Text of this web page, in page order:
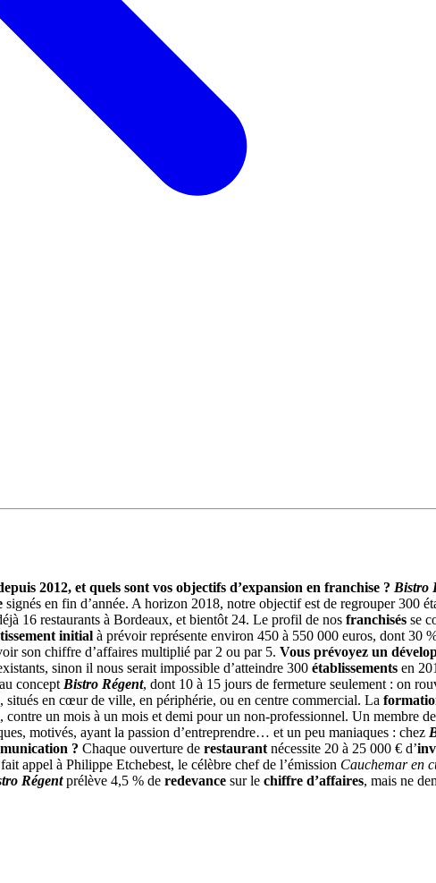
2012, et quels sont vos objectifs d’expansion en franchise ? Bistro
signés en fin d’année. A horizon 2018, notre objectif est de regrouper 300
16 restaurants à Bordeaux, et bientôt 24. Le profil de nos franchisés se
initial à prévoir représente environ 450 à 550 000 euros, dont 30
son chiffre d’affaires multiplié par 2 ou par 5. Vous prévoyez un
sinon il nous serait impossible d’atteindre 300 établissements en
au concept Bistro Régent, dont 10 à 15 jours de fermeture seulement : on
situés en cœur de ville, en périphérie, ou en centre commercial. La
un mois à un mois et demi pour un non-professionnel. Un membre
motivés, ayant la passion d’entreprendre… et un peu maniaques : chez
? Chaque ouverture de restaurant nécessite 20 à 25 000 € d’
appel à Philippe Etchebest, le célèbre chef de l’émission Cauchemar en
Régentprélève 4,5 % de redevance sur le chiffre d’affaires, mais ne